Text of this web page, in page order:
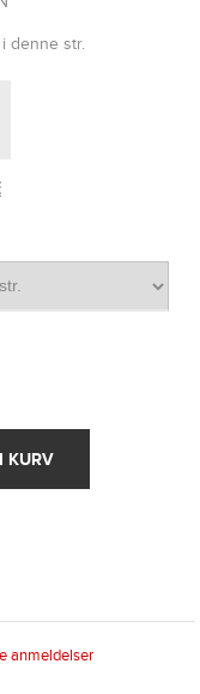
denne str.
anmeldelser